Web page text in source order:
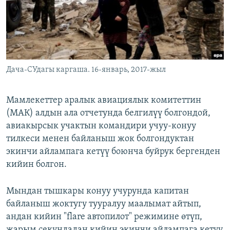
Дача-СУдагы каргаша. 16-январь, 2017-жыл
Мамлекеттер аралык авиациялык комитеттин
(МАК) алдын ала отчетунда белгилүү болгондой,
авиакырсык учактын командири учуу-конуу
тилкеси менен байланыш жок болгондуктан
экинчи айлампага кетүү боюнча буйрук бергенден
кийин болгон.
Мындан тышкары конуу учурунда капитан
байланыш жоктугу тууралуу маалымат айтып,
андан кийин "flare автопилот" режимине өтүп,